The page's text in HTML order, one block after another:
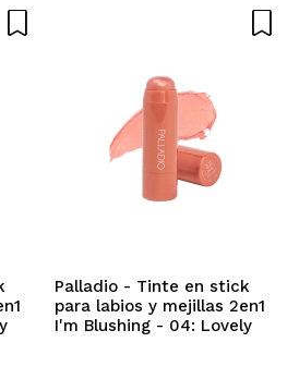
Palladio - Tinte en stick
para labios y mejillas 2en1
I'm Blushing - 04: Lovely